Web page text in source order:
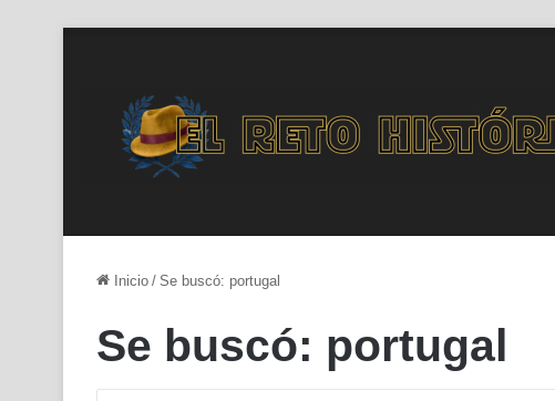
Inicio / Se buscó: portugal
Se buscó: portugal